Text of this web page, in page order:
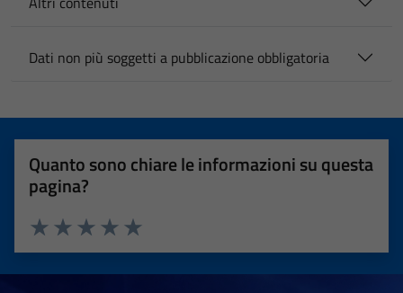
Dati non più soggetti a pubblicazione obbligatoria
Quanto sono chiare le informazioni su questa
pagina?
Valuta 5 stelle su 5
Valuta 4 stelle su 5
Valuta 3 stelle su 5
Valuta 2 stelle su 5
Valuta 1 stelle su 5